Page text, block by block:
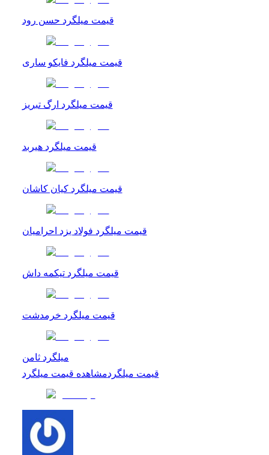
قیمت میلگرد حسن رود
قیمت میلگرد فایکو ساری
قیمت میلگرد ارگ تبریز
قیمت میلگرد هیربد
قیمت میلگرد کیان کاشان
قیمت میلگرد فولاد یزد احرامیان
قیمت میلگرد تیکمه داش
قیمت میلگرد خرمدشت
میلگرد ثامن
قیمت میلگردمشاهده قیمت میلگرد